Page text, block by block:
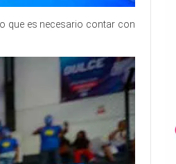
que es necesario contar con